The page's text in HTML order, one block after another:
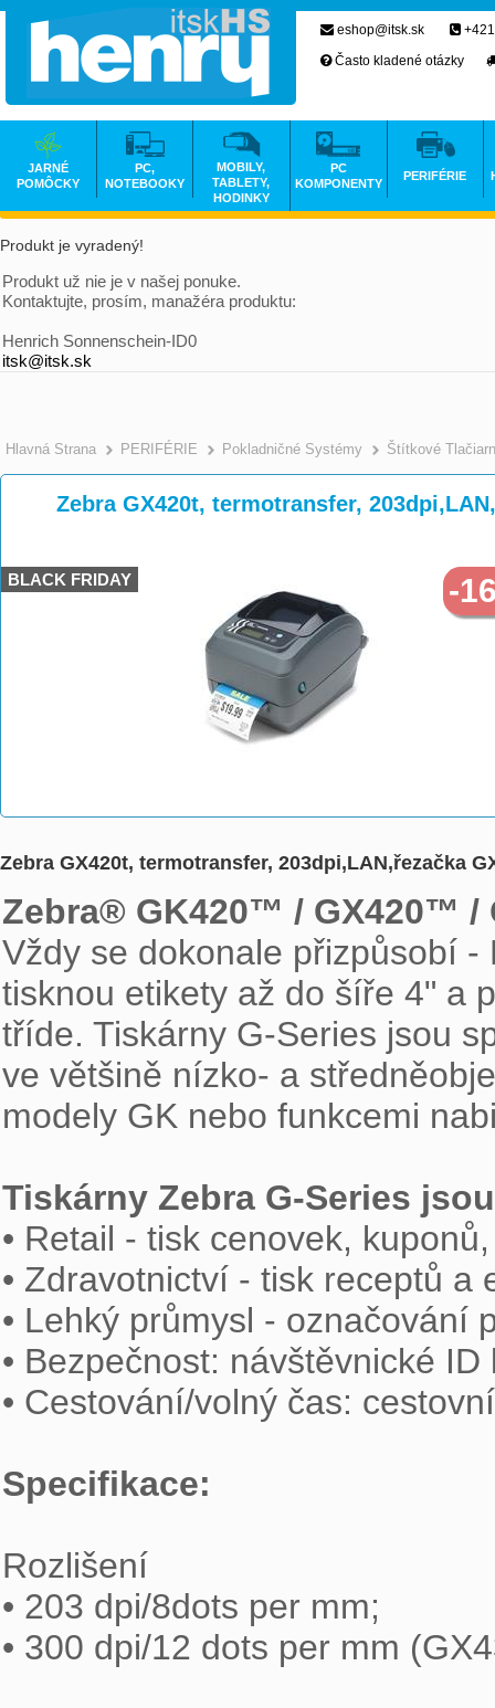
Produkt je vyradený!
Produkt už nie je v našej ponuke.
Kontaktujte, prosím, manažéra produktu:
Henrich Sonnenschein-ID0
itsk@itsk.sk
Hlavná Strana >
PERIFÉRIE >
Pokladničné Systémy Štítkové
Zebra GX420t, termotransfer,
BLACK FRIDAY -
Zebra GX420t, termotransfer, 203dpi,LAN,řezačka
Zebra® GK420™ / GX420™ /
Vždy se dokonale přizpůsobí
tisknou etikety až do šíře 4" a
tříde. Tiskárny G-Series jsou
ve většině nízko- a
modely GK nebo funkcemi
Tiskárny Zebra G-Series
• Retail - tisk cenovek,
• Zdravotnictví - tisk receptů a
• Lehký průmysl - označování
• Bezpečnost: návštěvnické
• Cestování/volný čas:
Specifikace:
Rozlišení
• 203 dpi/8dots per mm;
• 300 dpi/12 dots per mm
eshop@itsk.sk
Často kladené otázky
JARNÉ
POMÔCKY
PC,
NOTEBOOKY
MOBILY,
TABLETY,
HODINKY
PC
KOMPONENTY
PERIFÉRIE